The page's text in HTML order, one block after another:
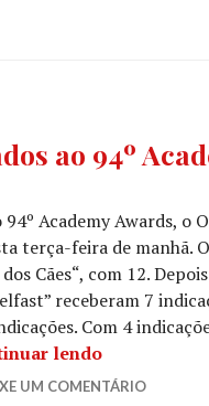
ao 94º
94º Academy Awards, o
terça-feira de manhã.
Cães“, com 12.
receberam 7
Com 4
lendoOs
UM COMENTÁRIO